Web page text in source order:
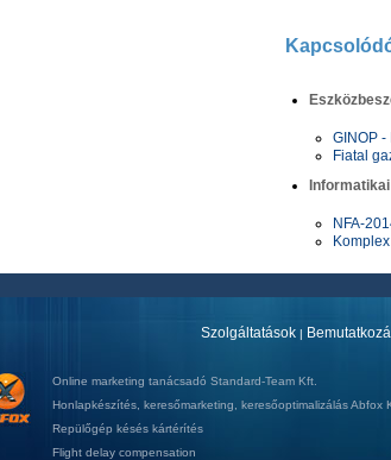
GINOP
Fiatal
NFA-
Szolgáltatások |
Online marketing tanácsadó Standard-Team Kft.
Honlapkészítés keresőmarketing keresőoptimalizálásAbfox
Repülőgép késés kártérítés
Flight delay compensation